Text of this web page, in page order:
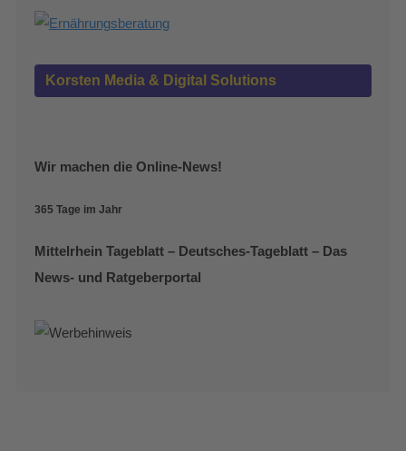
Korsten Media & Digital Solutions
Wir machen die Online-News!
365 Tage im Jahr
Mittelrhein Tageblatt – Deutsches-Tageblatt – Das
News- und Ratgeberportal